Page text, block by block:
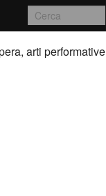
arti performative